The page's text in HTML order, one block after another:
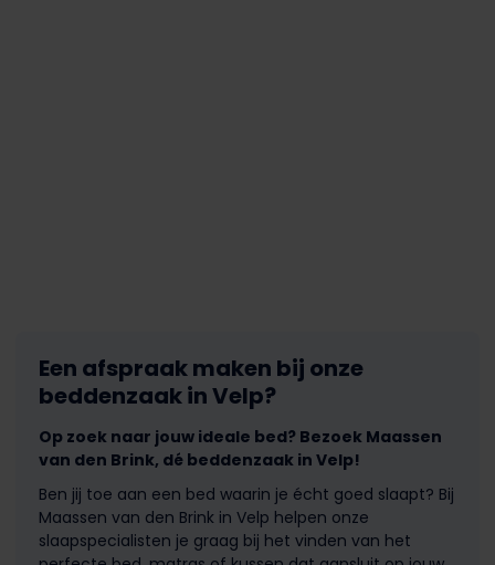
Een afspraak maken bij onze
beddenzaak in Velp?
Op zoek naar jouw ideale bed? Bezoek Maassen
van den Brink, dé beddenzaak in Velp!
Ben jij toe aan een bed waarin je écht goed slaapt? Bij
Maassen van den Brink in Velp helpen onze
slaapspecialisten je graag bij het vinden van het